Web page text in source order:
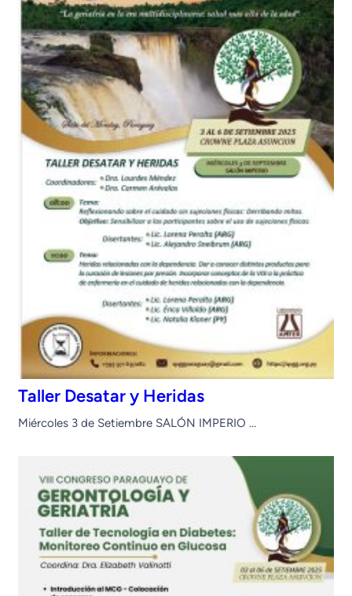
Taller Desatar y Heridas
Miércoles 3 de Setiembre SALÓN IMPERIO …